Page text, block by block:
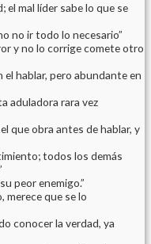
el mal líder sabe lo que se
no ir todo lo necesario”
y no lo corrige comete otro
el hablar, pero abundante en
aduladora rara vez
que obra antes de hablar, y
todos los demás
peor enemigo.”
merece que se lo
conocer la verdad, ya